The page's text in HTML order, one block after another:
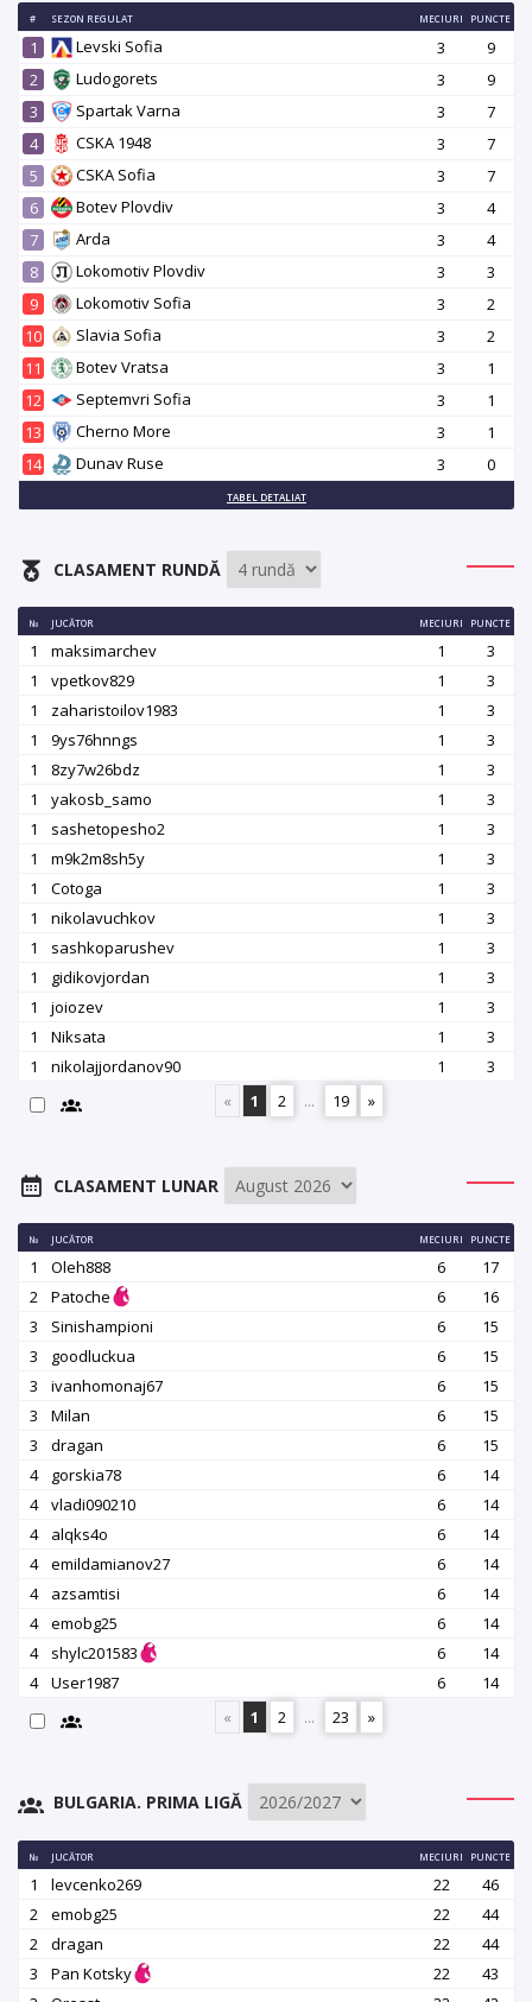
# SEZON REGULAT MECIURI PUNCTE
1 Levski Sofia 3
9
2
Ludogorets 3
9
3
Spartak Varna 3
7
4
CSKA 1948 3
7
5
CSKA Sofia 3
7
6
Botev Plovdiv 3
4
7
Arda 3
4
8
Lokomotiv Plovdiv 3
3
9
Lokomotiv Sofia 3
2
10
Slavia Sofia 3
2
11
Botev Vratsa 3
1
12
Septemvri Sofia 3
1
13
Cherno More 3
1
14
Dunav Ruse 3 0
TABEL DETALIAT
CLASAMENT RUNDĂ
№ JUCĂTOR MECIURI PUNCTE
1 maksimarchev 1
3
1
vpetkov829 1
3
1
zaharistoilov1983 1
3
1
9ys76hnngs 1
3
1
8zy7w26bdz 1
3
1
yakosb_samo 1
3
1
sashetopesho2 1
3
1
m9k2m8sh5y 1
3
1
Cotoga 1
3
1
nikolavuchkov 1
3
1
sashkoparushev 1
3
1
gidikovjordan 1
3
1
joiozev 1
3
1
Niksata 1
3
1
nikolajjordanov90 1
3
«
1 2 ... 19 »
CLASAMENT LUNAR
№ JUCĂTOR MECIURI PUNCTE
1 Oleh888 6
17
2
Patoche 6
16
3
Sinishampioni 6
15
3
goodluckua 6
15
3
ivanhomonaj67 6
15
3
Milan 6
15
3
dragan 6
15
4
gorskia78 6
14
4
vladi090210 6
14
4
alqks4o 6
14
4
emildamianov27 6
14
4
azsamtisi 6
14
4
emobg25 6
14
4
shylc201583 6
14
4
User1987 6
14
«
1 2 ... 23 »
BULGARIA. PRIMA LIGĂ
№ JUCĂTOR MECIURI PUNCTE
1 levcenko269 22
46
2
emobg25 22
44
2
dragan 22
44
3
Pan Kotsky 22
43